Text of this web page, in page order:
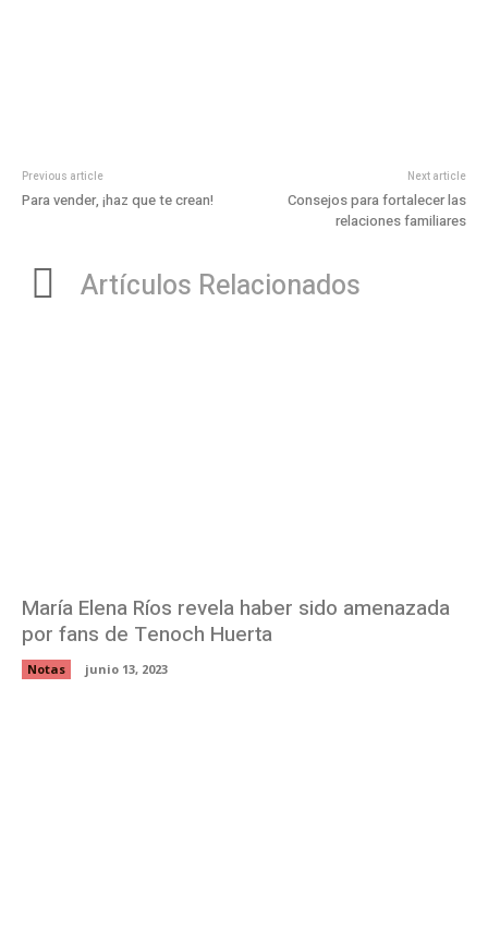
Previous article
Para vender, ¡haz que te crean!
Next article
Consejos para fortalecer las
relaciones familiares
Artículos Relacionados
María Elena Ríos revela haber sido amenazada
por fans de Tenoch Huerta
Notas junio 13, 2023